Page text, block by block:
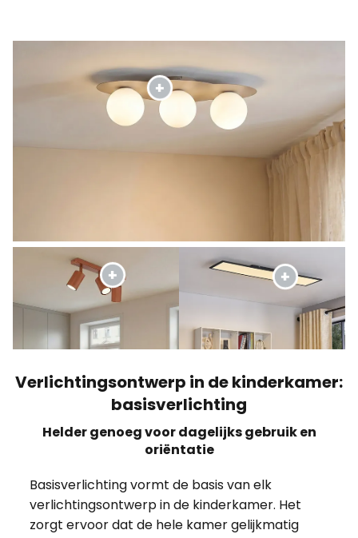
Verlichtingsontwerp in de kinderkamer:
basisverlichting
Helder genoeg voor dagelijks gebruik en
oriëntatie
Basisverlichting vormt de basis van elk
verlichtingsontwerp in de kinderkamer. Het
zorgt ervoor dat de hele kamer gelijkmatig